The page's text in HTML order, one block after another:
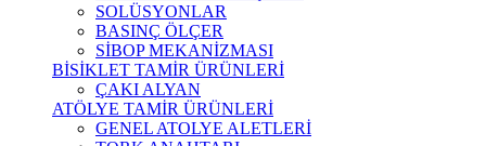
SOLÜSYONLAR
BASINÇ ÖLÇER
SİBOP MEKANİZMASI
BİSİKLET TAMİR ÜRÜNLERİ
ÇAKI ALYAN
ATÖLYE TAMİR ÜRÜNLERİ
GENEL ATOLYE ALETLERİ